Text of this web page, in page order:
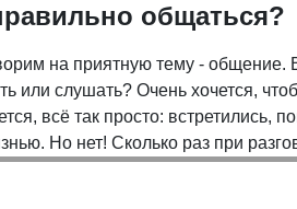
общаться?
на приятную тему - общение.
или слушать? Очень хочется,
всё так просто: встретились,
Но нет! Сколько раз при